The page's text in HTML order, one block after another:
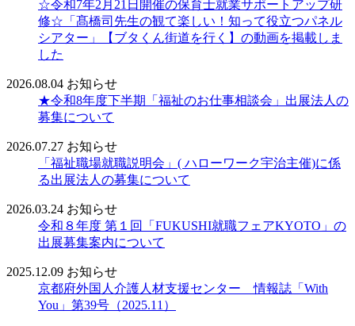
☆令和7年2月21日開催の保育士就業サポートアップ研
修☆「髙橋司先生の観て楽しい！知って役立つパネル
シアター」【ブタくん街道を行く】の動画を掲載しま
した
2026.08.04 お知らせ
★令和8年度下半期「福祉のお仕事相談会」出展法人の
募集について
2026.07.27 お知らせ
「福祉職場就職説明会」( ハローワーク宇治主催)に係
る出展法人の募集について
2026.03.24 お知らせ
令和８年度 第１回「FUKUSHI就職フェアKYOTO」の
出展募集案内について
2025.12.09 お知らせ
京都府外国人介護人材支援センター 情報誌「With
You」第39号（2025.11）